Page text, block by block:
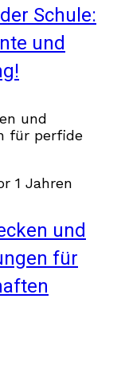
Schule:
und
1 Jahren
und
für